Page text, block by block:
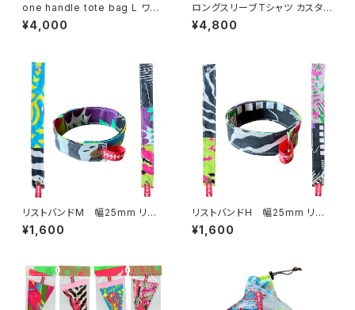
one handle tote bag L ワン
ハンドル トートバッグ c
¥4,000
ロングスリーブTシャツ カスタム
プリントB GILDANのLサイズ
¥4,800
リストバンドM 幅25mm リバ
ーシブル
¥1,600
リストバンドH 幅25mm リバ
ーシブル
¥1,600